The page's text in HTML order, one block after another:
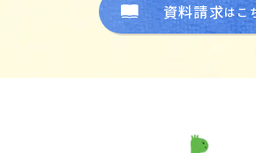
資料請求はこ